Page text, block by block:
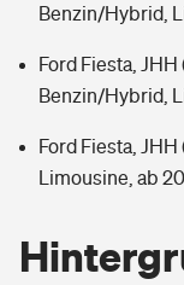
Benzin/Hybrid,
Ford Fiesta, JHH
Benzin/Hybrid,
Ford Fiesta, JHH
Limousine, ab